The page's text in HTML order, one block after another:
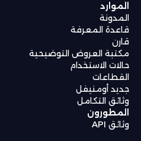
الموارد
المدونة
قاعدة المعرفة
قارن
مكتبة العروض التوضيحية
حالات الاستخدام
القطاعات
جديد أومنيفل
وثائق التكامل
المطورون
وثائق API